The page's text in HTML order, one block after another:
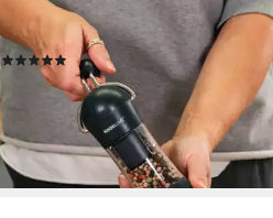
KOCHBLUME
Gewürzmühle, mit Silikonfuß
(5)
27,95 €
lieferbar - in 3-4 Werktagen bei dir